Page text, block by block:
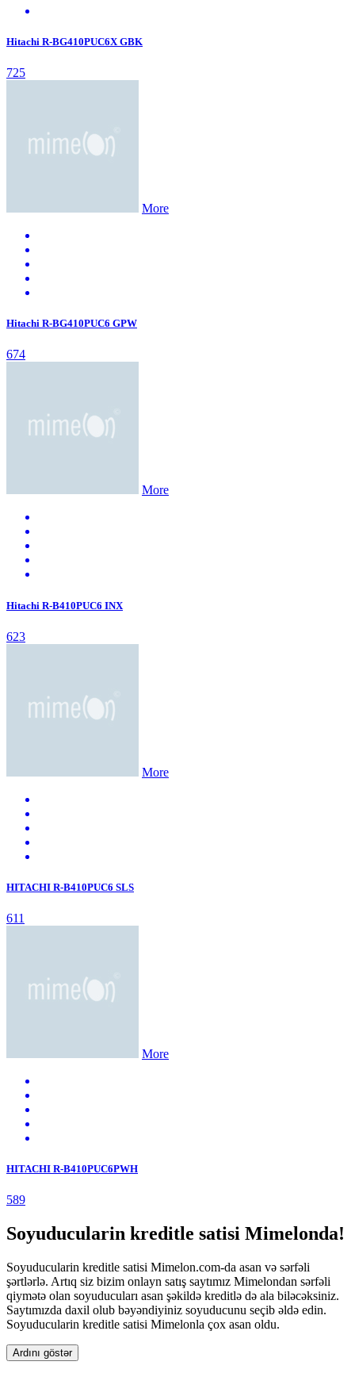
Hitachi R-BG410PUC6X GBK
725
More
Hitachi R-BG410PUC6 GPW
674
More
Hitachi R-B410PUC6 INX
623
More
HITACHI R-B410PUC6 SLS
611
More
HITACHI R-B410PUC6PWH
589
Soyuducularin kreditle satisi Mimelonda!
Soyuducularin kreditle satisi Mimelon.com-da asan və sərfəli
şərtlərlə. Artıq siz bizim onlayn satış saytımız Mimelondan sərfəli
qiymətə olan soyuducuları asan şəkildə kreditlə də ala biləcəksiniz.
Saytımızda daxil olub bəyəndiyiniz soyuducunu seçib əldə edin.
Soyuducularin kreditle satisi Mimelonla çox asan oldu.
Ardını göstər